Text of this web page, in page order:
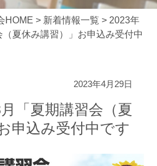
HOME > 新着情報一覧 > 2023年
夏休み講習）」お申込み受付中
2023年4月29日
「夏期講習会（夏
申込み受付中です